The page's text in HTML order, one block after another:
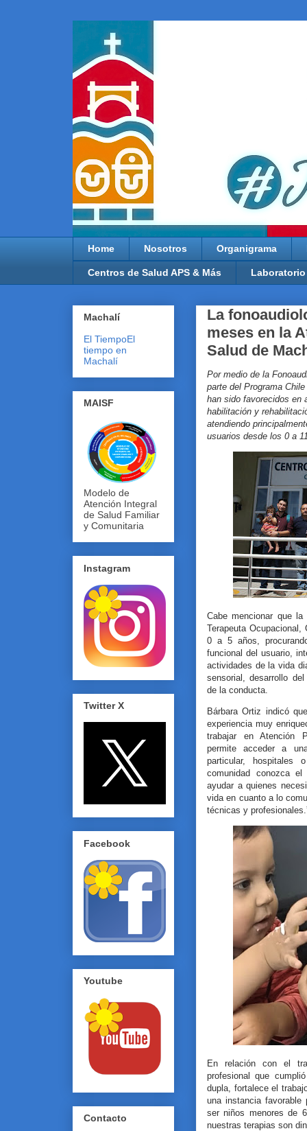
Home Nosotros Organigrama
Centros de Salud APS & Más Laboratorio
La
meses en la
Salud de
Por medio de la
parte del Programa
han sido favorecidos en
habilitación y
atendiendo
usuarios desde los 0 a
Cabe mencionar que
Terapeuta
0 a 5 años,
funcional del usuario,
actividades de la vida
sensorial, desarrollo
de la conducta.
Bárbara Ortiz indicó
experiencia muy
trabajar en Atención
permite acceder a
particular,
comunidad conozca
ayudar a quienes
vida en cuanto a lo
técnicas y
En relación con el
profesional que
dupla, fortalece el
una instancia favorable
ser niños menores de
nuestras terapias son
Machalí
El TiempoEl
tiempo en
Machalí
MAISF
Modelo de
Atención Integral
de Salud Familiar
y Comunitaria
Instagram
Twitter X
Facebook
Youtube
Contacto